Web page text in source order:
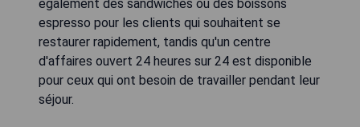
également des sandwiches ou des boissons
espresso pour les clients qui souhaitent se
restaurer rapidement, tandis qu'un centre
d'affaires ouvert 24 heures sur 24 est disponible
pour ceux qui ont besoin de travailler pendant leur
séjour.